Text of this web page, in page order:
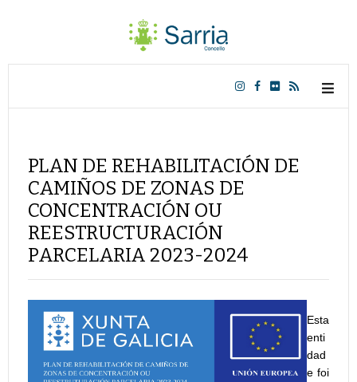
PLAN DE REHABILITACIÓN DE
CAMIÑOS DE ZONAS DE
CONCENTRACIÓN OU
REESTRUCTURACIÓN
PARCELARIA 2023-2024
Esta
enti
dad
e foi